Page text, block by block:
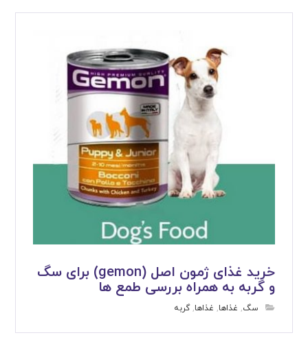
خرید غذای ژمون اصل (gemon) برای سگ
و گربه به همراه بررسی طمع ها
سگ, غذاها, غذاها,گربه